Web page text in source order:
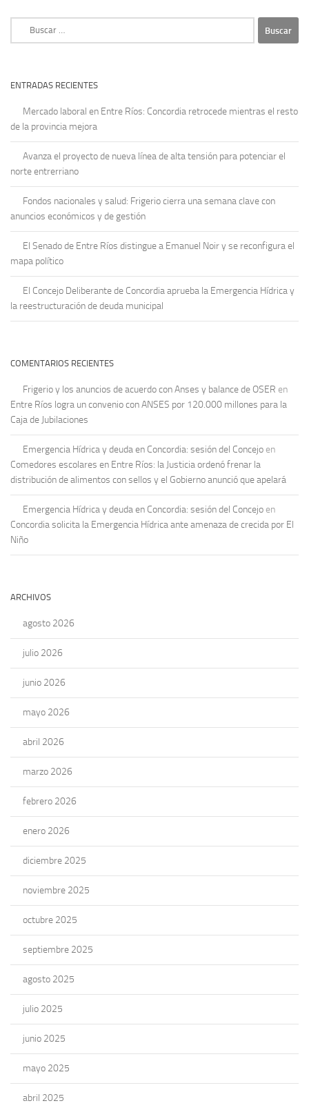
ENTRADAS RECIENTES
Mercado laboral en Entre Ríos: Concordia retrocede mientras el resto
de la provincia mejora
Avanza el proyecto de nueva línea de alta tensión para potenciar el
norte entrerriano
Fondos nacionales y salud: Frigerio cierra una semana clave con
anuncios económicos y de gestión
El Senado de Entre Ríos distingue a Emanuel Noir y se reconfigura el
mapa político
El Concejo Deliberante de Concordia aprueba la Emergencia Hídrica y
la reestructuración de deuda municipal
COMENTARIOS RECIENTES
Frigerio y los anuncios de acuerdo con Anses y balance de OSER en
Entre Ríos logra un convenio con ANSES por 120.000 millones para la
Caja de Jubilaciones
Emergencia Hídrica y deuda en Concordia: sesión del Concejo en
Comedores escolares en Entre Ríos: la Justicia ordenó frenar la
distribución de alimentos con sellos y el Gobierno anunció que apelará
Emergencia Hídrica y deuda en Concordia: sesión del Concejo en
Concordia solicita la Emergencia Hídrica ante amenaza de crecida por El
Niño
ARCHIVOS
agosto 2026
julio 2026
junio 2026
mayo 2026
abril 2026
marzo 2026
febrero 2026
enero 2026
diciembre 2025
noviembre 2025
octubre 2025
septiembre 2025
agosto 2025
julio 2025
junio 2025
mayo 2025
abril 2025